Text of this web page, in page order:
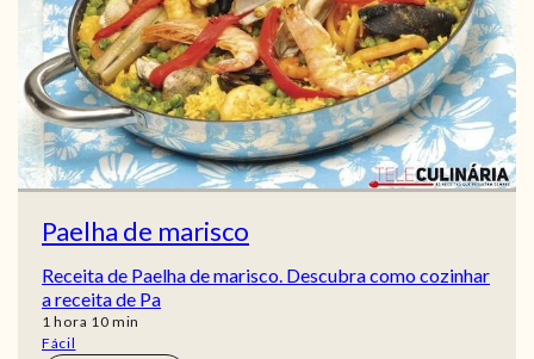
Paelha de marisco
Receita de Paelha de marisco. Descubra como cozinhar
a receita de Pa
1 hora
hora 10min
min
Fácil